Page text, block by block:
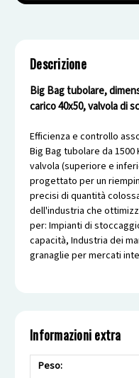
Descrizione
Big Bag tubolare,
carico 40x50, valvola di
Efficienza e controllo
Big Bag tubolare da
valvola (superiore e
progettato per un
precisi di quantità
dell'industria che
per: Impianti di
capacità, Industria dei
granaglie per mercati
Informazioni extra
Peso: